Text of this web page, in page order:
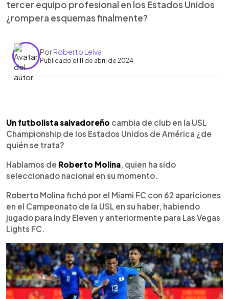
tercer equipo profesional en los Estados Unidos
¿rompera esquemas finalmente?
PorRoberto Leiva
Publicado el 11 de abril de 2024
► Escuchar artículo
Un futbolista salvadoreño cambia de club en la USL
Championship de los Estados Unidos de América ¿de
quién se trata?
Hablamos de Roberto Molina, quien ha sido
seleccionado nacional en su momento.
Roberto Molina fichó por el Miami FC con 62 apariciones
en el Campeonato de la USL en su haber, habiendo
jugado para Indy Eleven y anteriormente para Las Vegas
Lights FC.